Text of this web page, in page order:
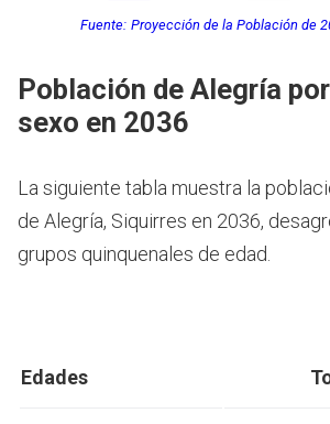
Fuente: Proyección de la Población de
Población de Alegría
sexo en 2036
La siguiente tabla muestra la
de Alegría, Siquirres en 2036,
grupos quinquenales de edad.
Edades